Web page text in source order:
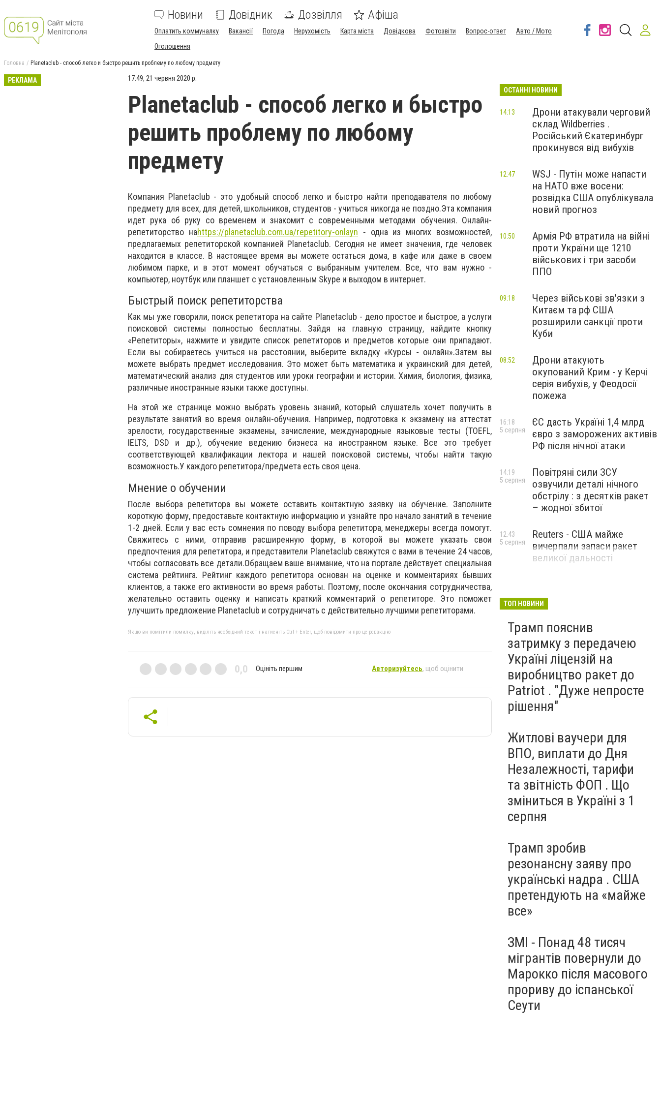
Новини Довідник Дозвілля Афіша
Оплатить коммуналку Вакансії Погода Нерухомість Карта міста Довідкова Фотозвіти Вопрос-ответ
Авто / Мото
Оголошення
Головна Рlanetaclub - способ легко и быстро решить проблему по любому предмету
РЕКЛАМА 17:49, 21 червня 2020 р.
Рlanetaclub - способ легко и быстро
решить проблему по любому
предмету
Компания Рlanetaclub - это удобный способ легко и быстро найти преподавателя по любому
предмету для всех, для детей, школьников, студентов - учиться никогда не поздно.Эта компания
идет рука об руку со временем и знакомит с современными методами обучения. Онлайн-
репетиторство наhttps://planetaclub.com.ua/repetitory-onlayn - одна из многих возможностей,
предлагаемых репетиторской компанией Рlanetaclub. Сегодня не имеет значения, где человек
находится в классе. В настоящее время вы можете остаться дома, в кафе или даже в своем
любимом парке, и в этот момент обучаться с выбранным учителем. Все, что вам нужно -
компьютер, ноутбук или планшет с установленным Skype и выходом в интернет.
Быстрый поиск репетиторства
Как мы уже говорили, поиск репетитора на сайте Рlanetaclub - дело простое и быстрое, а услуги
поисковой системы полностью бесплатны. Зайдя на главную страницу, найдите кнопку
«Репетиторы», нажмите и увидите список репетиторов и предметов которые они припадают.
Если вы собираетесь учиться на расстоянии, выберите вкладку «Курсы - онлайн».Затем вы
можете выбрать предмет исследования. Это может быть математика и украинский для детей,
математический анализ для студентов или уроки географии и истории. Химия, биология, физика,
различные иностранные языки также доступны.
На этой же странице можно выбрать уровень знаний, который слушатель хочет получить в
результате занятий во время онлайн-обучения. Например, подготовка к экзамену на аттестат
зрелости, государственные экзамены, зачисление, международные языковые тесты (TOEFL,
IELTS, DSD и др.), обучение ведению бизнеса на иностранном языке. Все это требует
соответствующей квалификации лектора и нашей поисковой системы, чтобы найти такую
возможность.У каждого репетитора/предмета есть своя цена.
Мнение о обучении
После выбора репетитора вы можете оставить контактную заявку на обучение. Заполните
короткую форму, предоставьте контактную информацию и узнайте про начало занятий в течение
1-2 дней. Если у вас есть сомнения по поводу выбора репетитора, менеджеры всегда помогут.
Свяжитесь с ними, отправив расширенную форму, в которой вы можете указать свои
предпочтения для репетитора, и представители Рlanetaclub свяжутся с вами в течение 24 часов,
чтобы согласовать все детали.Обращаем ваше внимание, что на портале действует специальная
система рейтинга. Рейтинг каждого репетитора основан на оценке и комментариях бывших
клиентов, а также его активности во время работы. Поэтому, после окончания сотрудничества,
желательно оставить оценку и написать краткий комментарий о репетиторе. Это поможет
улучшить предложение Рlanetaclub и сотрудничать с действительно лучшими репетиторами.
Якщо ви помітили помилку, виділіть необхідний текст і натисніть Ctrl + Enter, щоб повідомити про це редакцію
0,0 Оцініть першим Авторизуйтесь, щоб оцінити
ОСТАННІ НОВИНИ
Дрони атакували черговий
склад Wildberries .
Російський Єкатеринбург
прокинувся від вибухів
14:13
WSJ - Путін може напасти
на НАТО вже восени:
розвідка США опублікувала
новий прогноз
12:47
Армія РФ втратила на війні
проти України ще 1210
військових і три засоби
ППО
10:50
Через військові зв'язки з
Китаєм та рф США
розширили санкції проти
Куби
09:18
Дрони атакують
окупований Крим - у Керчі
серія вибухів, у Феодосії
пожежа
08:52
ЄС дасть Україні 1,4 млрд
євро з заморожених активів
РФ після нічної атаки
16:18
5 серпня
Повітряні сили ЗСУ
озвучили деталі нічного
обстрілу : з десятків ракет
– жодної збитої
14:19
5 серпня
Reuters - США майже
вичерпали запаси ракет
великої дальності
12:43
5 серпня
ТОП НОВИНИ
Трамп пояснив
затримку з передачею
Україні ліцензій на
виробництво ракет до
Patriot . "Дуже непросте
рішення"
Житлові ваучери для
ВПО, виплати до Дня
Незалежності, тарифи
та звітність ФОП . Що
зміниться в Україні з 1
серпня
Трамп зробив
резонансну заяву про
українські надра . США
претендують на «майже
все»
ЗМІ - Понад 48 тисяч
мігрантів повернули до
Марокко після масового
прориву до іспанської
Сеути